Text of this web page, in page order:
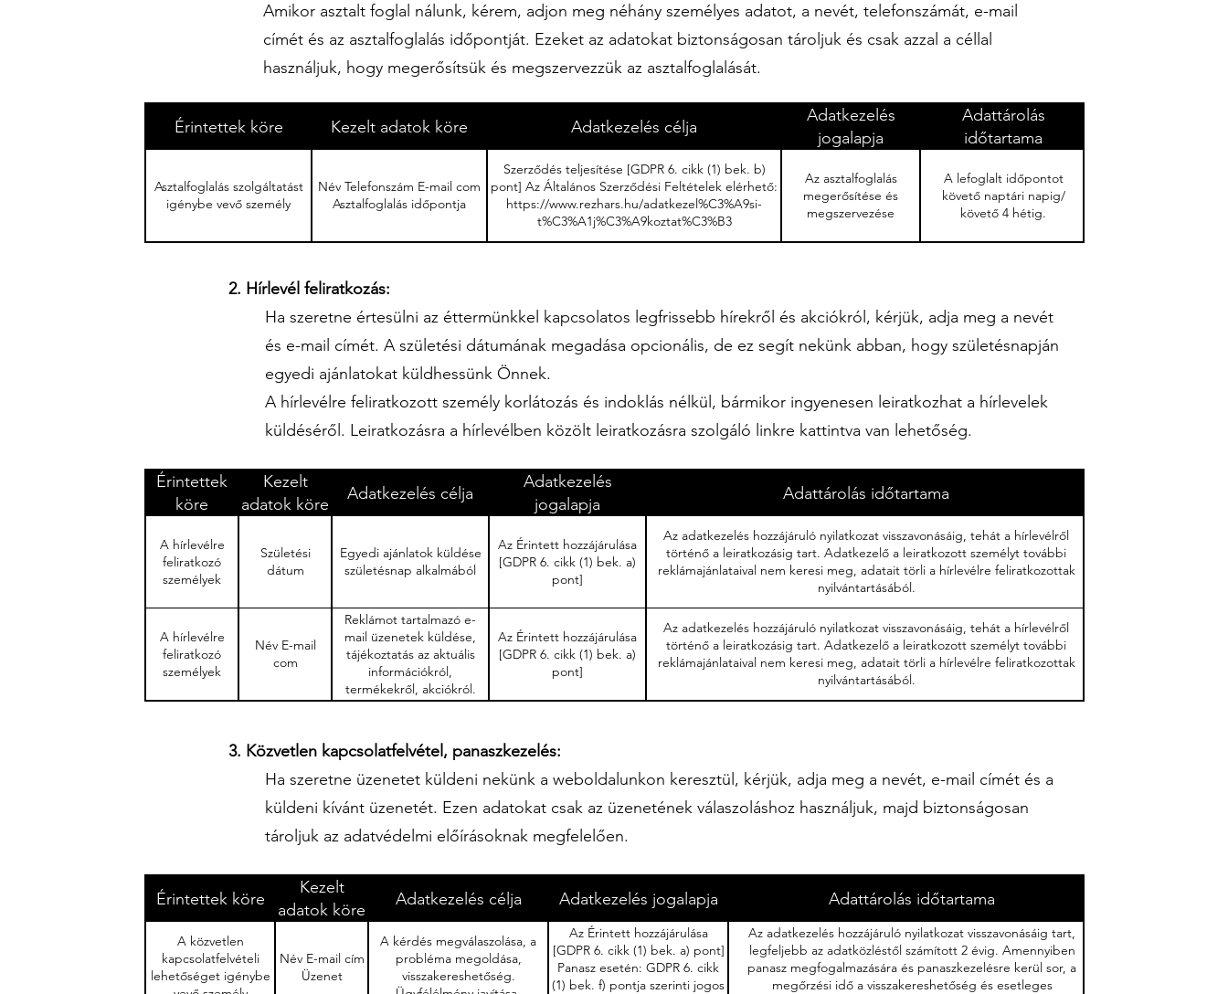
Amikor asztalt foglal nálunk, kérem, adjon meg néhány személyes adatot, a nevét, telefonszámát, e-mail
címét és az asztalfoglalás időpontját. Ezeket az adatokat biztonságosan tároljuk és csak azzal a céllal
használjuk, hogy megerősítsük és megszervezzük az asztalfoglalását.
Érintettek köre Kezelt adatok köre Adatkezelés célja
Adatkezelés
jogalapja
Adattárolás
időtartama
Asztalfoglalás szolgáltatást
igénybe vevő személy
Név Telefonszám E-mail com
Asztalfoglalás időpontja
Szerződés teljesítése [GDPR 6. cikk (1) bek. b)
pont] Az Általános Szerződési Feltételek elérhető:
https://www.rezhars.hu/adatkezel%C3%A9si-
t%C3%A1j%C3%A9koztat%C3%B3
Az asztalfoglalás
megerősítése és
megszervezése
A lefoglalt időpontot
követő naptári napig/
követő 4 hétig.
2. Hírlevél feliratkozás:
Ha szeretne értesülni az éttermünkkel kapcsolatos legfrissebb hírekről és akciókról, kérjük, adja meg a nevét
és e-mail címét. A születési dátumának megadása opcionális, de ez segít nekünk abban, hogy születésnapján
egyedi ajánlatokat küldhessünk Önnek.
A hírlevélre feliratkozott személy korlátozás és indoklás nélkül, bármikor ingyenesen leiratkozhat a hírlevelek
küldéséről. Leiratkozásra a hírlevélben közölt leiratkozásra szolgáló linkre kattintva van lehetőség.
Érintettek
köre
Kezelt
adatok köre
Adatkezelés célja
Adatkezelés
jogalapja
Adattárolás időtartama
A hírlevélre
feliratkozó
személyek
Születési
dátum
Egyedi ajánlatok küldése
születésnap alkalmából
Az Érintett hozzájárulása
[GDPR 6. cikk (1) bek. a)
pont]
Az adatkezelés hozzájáruló nyilatkozat visszavonásáig, tehát a hírlevélről
történő a leiratkozásig tart. Adatkezelő a leiratkozott személyt további
reklámajánlataival nem keresi meg, adatait törli a hírlevélre feliratkozottak
nyilvántartásából.
A hírlevélre
feliratkozó
személyek
Név E-mail
com
Reklámot tartalmazó e-
mail üzenetek küldése,
tájékoztatás az aktuális
információkról,
termékekről, akciókról.
Az Érintett hozzájárulása
[GDPR 6. cikk (1) bek. a)
pont]
Az adatkezelés hozzájáruló nyilatkozat visszavonásáig, tehát a hírlevélről
történő a leiratkozásig tart. Adatkezelő a leiratkozott személyt további
reklámajánlataival nem keresi meg, adatait törli a hírlevélre feliratkozottak
nyilvántartásából.
3. Közvetlen kapcsolatfelvétel, panaszkezelés:
Ha szeretne üzenetet küldeni nekünk a weboldalunkon keresztül, kérjük, adja meg a nevét, e-mail címét és a
küldeni kívánt üzenetét. Ezen adatokat csak az üzenetének válaszoláshoz használjuk, majd biztonságosan
tároljuk az adatvédelmi előírásoknak megfelelően.
Érintettek köre
Kezelt
adatok köre
Adatkezelés célja Adatkezelés jogalapja Adattárolás időtartama
A közvetlen
kapcsolatfelvételi
lehetőséget igénybe
Név E-mail cím
Üzenet
A kérdés megválaszolása, a
probléma megoldása,
visszakereshetőség.
Az Érintett hozzájárulása
[GDPR 6. cikk (1) bek. a) pont]
Panasz esetén: GDPR 6. cikk
(1) bek. f) pontja szerinti jogos
Az adatkezelés hozzájáruló nyilatkozat visszavonásáig tart,
legfeljebb az adatközléstől számított 2 évig. Amennyiben
panasz megfogalmazására és panaszkezelésre kerül sor, a
megőrzési idő a visszakereshetőség és esetleges